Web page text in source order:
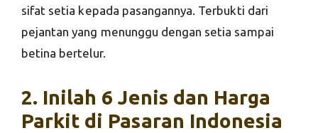
sifat setia kepada pasangannya. Terbukti dari
pejantan yang menunggu dengan setia sampai
betina bertelur.
2. Inilah 6 Jenis dan Harga
Parkit di Pasaran Indonesia